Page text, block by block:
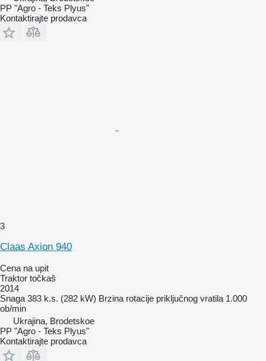
PP "Agro - Teks Plyus"
Kontaktirajte prodavca
3
Claas Axion 940
Cena na upit
Traktor točkaš
2014
Snaga 383 k.s. (282 kW) Brzina rotacije priključnog vratila 1.000
ob/min
Ukrajina, Brodetskoe
PP "Agro - Teks Plyus"
Kontaktirajte prodavca